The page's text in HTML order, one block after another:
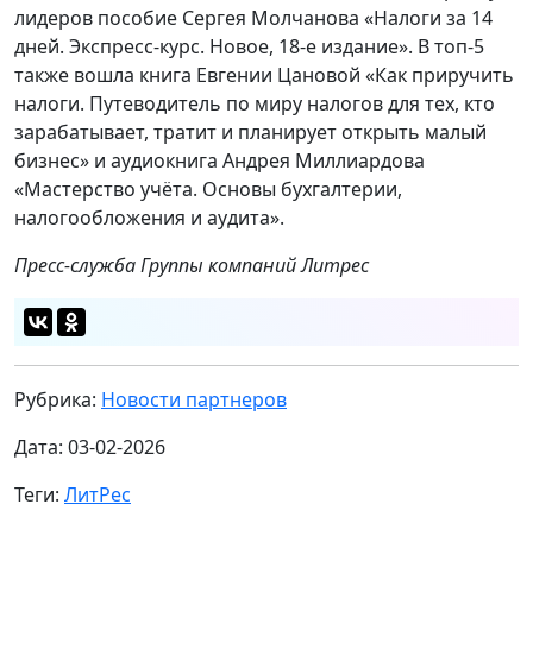
лидеров пособие Сергея Молчанова «Налоги за 14
дней. Экспресс-курс. Новое, 18-е издание». В топ-5
также вошла книга Евгении Цановой «Как приручить
налоги. Путеводитель по миру налогов для тех, кто
зарабатывает, тратит и планирует открыть малый
бизнес» и аудиокнига Андрея Миллиардова
«Мастерство учёта. Основы бухгалтерии,
налогообложения и аудита».
Пресс-служба Группы компаний Литрес
Рубрика: Новости партнеров
Дата: 03-02-2026
Теги: ЛитРес